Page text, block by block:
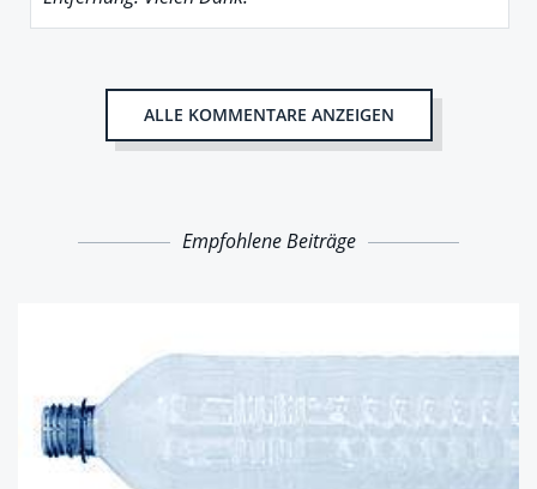
ALLE KOMMENTARE ANZEIGEN
Empfohlene Beiträge